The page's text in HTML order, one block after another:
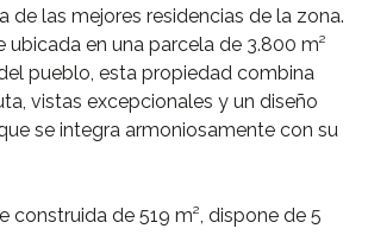
de las mejores residencias de la zona.
ubicada en una parcela de 3.800 m²
pueblo, esta propiedad combina
vistas excepcionales y un diseño
se integra armoniosamente con su
construida de 519 m², dispone de 5